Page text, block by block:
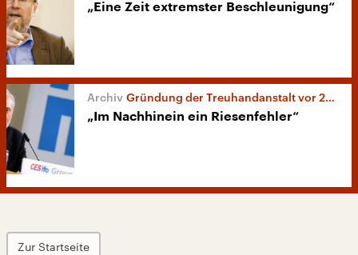
„Eine Zeit extremster Beschleunigung“
Gründung der Treuhandanstalt vor 25 Jahren
„Im Nachhinein ein Riesenfehler“
Zur Startseite